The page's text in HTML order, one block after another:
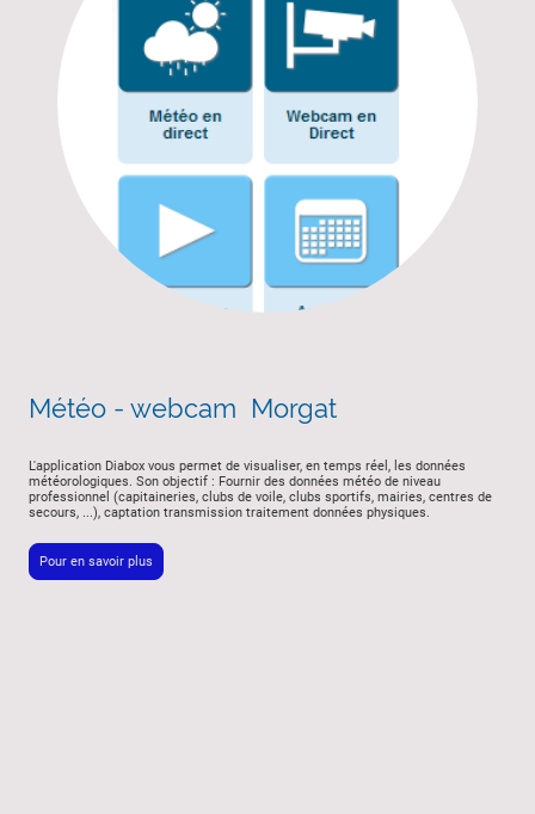
Météo - webcam Morgat
L'application Diabox vous permet de visualiser, en temps réel, les données
météorologiques. Son objectif : Fournir des données météo de niveau
professionnel (capitaineries, clubs de voile, clubs sportifs, mairies, centres de
secours, ...), captation transmission traitement données physiques.
Pour en savoir plus